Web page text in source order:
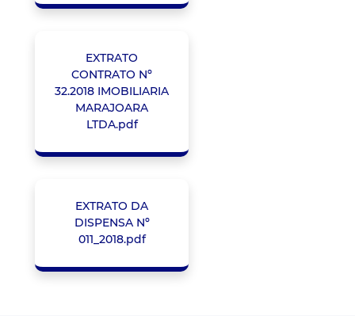
EXTRATO
CONTRATO Nº
32.2018 IMOBILIARIA
MARAJOARA
LTDA.pdf
EXTRATO DA
DISPENSA Nº
011_2018.pdf